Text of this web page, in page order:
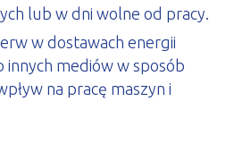
lub w dni wolne od pracy.
w dostawach energii
mediów w sposób
na pracę maszyn i